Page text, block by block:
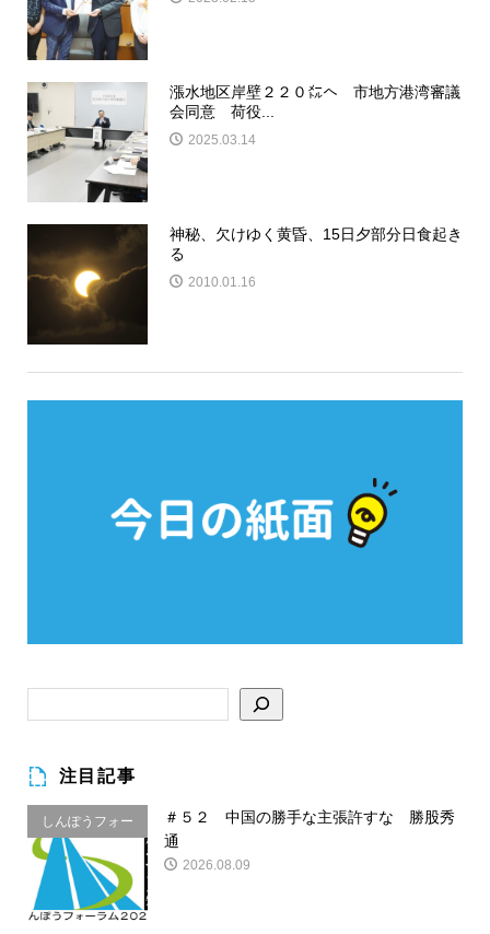
漲水地区岸壁２２０㍍へ 市地方港湾審議
会同意 荷役...
2025.03.14
神秘、欠けゆく黄昏、15日夕部分日食起き
る
2010.01.16
注目記事
しんぽうフォー
ラム
＃５２ 中国の勝手な主張許すな 勝股秀
通
2026.08.09